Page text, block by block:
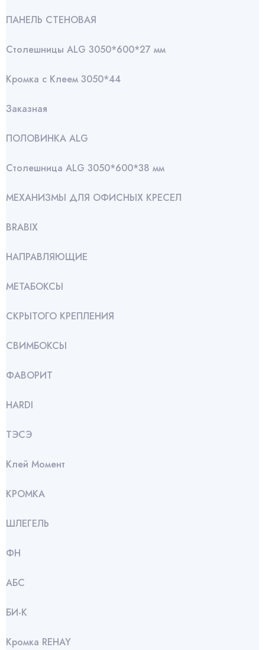
ПАНЕЛЬ СТЕНОВАЯ
Столешницы ALG 3050*600*27 мм
Кромка с Клеем 3050*44
Заказная
ПОЛОВИНКА ALG
Столешница ALG 3050*600*38 мм
МЕХАНИЗМЫ ДЛЯ ОФИСНЫХ КРЕСЕЛ
BRABIX
НАПРАВЛЯЮЩИЕ
МЕТАБОКСЫ
СКРЫТОГО КРЕПЛЕНИЯ
СВИМБОКСЫ
ФАВОРИТ
HARDI
ТЭСЭ
Клей Момент
КРОМКА
ШЛЕГЕЛЬ
ФН
АБС
БИ-К
Кромка REHAY